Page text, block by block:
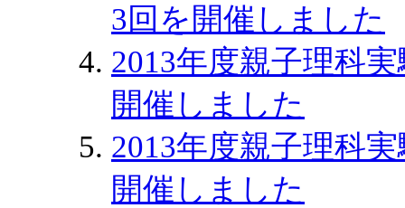
3回を開催しました
2013年度親子理科
開催しました
2013年度親子理科
開催しました